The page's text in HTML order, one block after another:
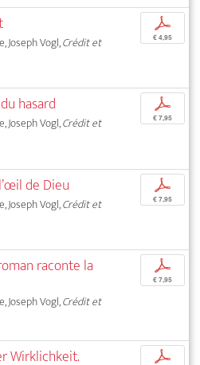
Joseph Vogl,Crédit et
p
€ 4,95
hasard
Joseph Vogl,Crédit et
p
€ 7,95
de Dieu
Joseph Vogl,Crédit et
p
€ 7,95
raconte la
Joseph Vogl,Crédit et
p
€ 7,95
Wirklichkeit. p